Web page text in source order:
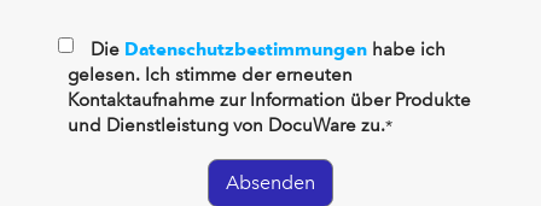
Die Datenschutzbestimmungenhabe ich
gelesen. Ich stimme der erneuten
Kontaktaufnahme zur Information über Produkte
und Dienstleistung von DocuWare zu.*